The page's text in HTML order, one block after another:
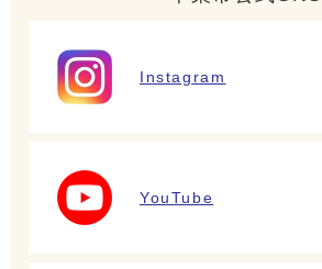
Instagram
YouTube